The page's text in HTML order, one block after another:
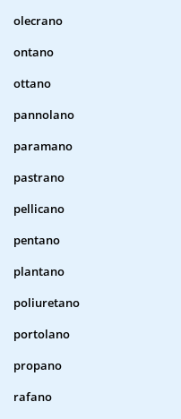
olecrano
ontano
ottano
pannolano
paramano
pastrano
pellicano
pentano
plantano
poliuretano
portolano
propano
rafano